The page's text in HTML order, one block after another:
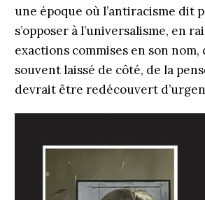
une époque où l’antiracisme dit
s’opposer à l’universalisme, en
exactions commises en son nom,
souvent laissé de côté, de la
devrait être redécouvert